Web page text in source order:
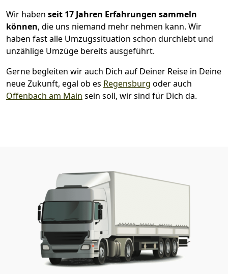
Wir haben seit 17 Jahren Erfahrungen sammeln
können, die uns niemand mehr nehmen kann. Wir
haben fast alle Umzugssituation schon durchlebt und
unzählige Umzüge bereits ausgeführt.
Gerne begleiten wir auch Dich auf Deiner Reise in Deine
neue Zukunft, egal ob es Regensburg oder auch
Offenbach am Main sein soll, wir sind für Dich da.